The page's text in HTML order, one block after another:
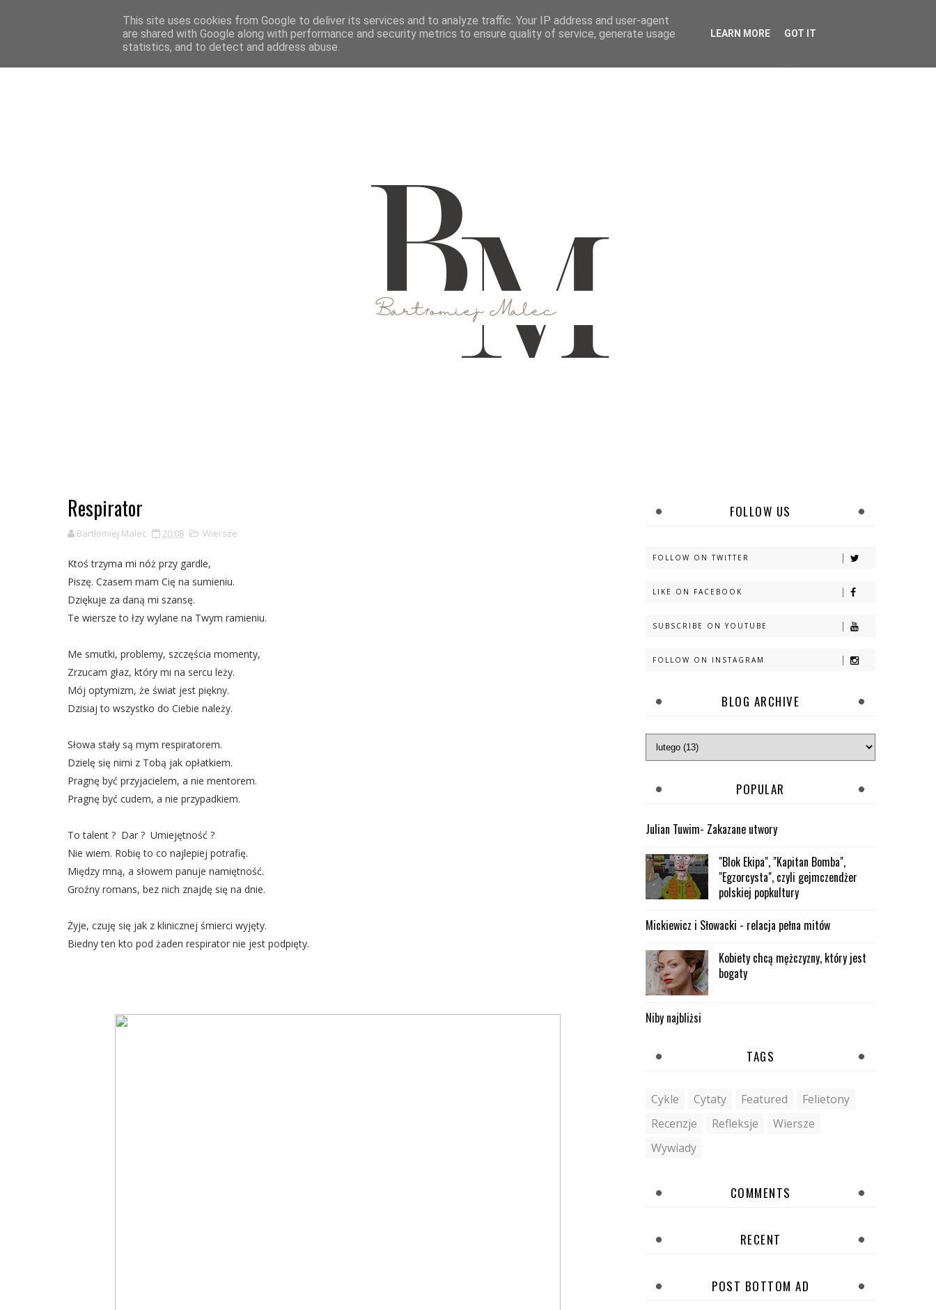
FELIETONY CYKLE WYWIADY PRELUDIUM O MNIE WSPÓŁPRACUJ KONTAKT
Respirator
Bartłomiej Malec 20:08 Wiersze
Ktoś trzyma mi nóż przy gardle,
Piszę. Czasem mam Cię na sumieniu.
Dziękuje za daną mi szansę.
Te wiersze to łzy wylane na Twym ramieniu.
Me smutki, problemy, szczęścia momenty,
Zrzucam głaz, który mi na sercu leży.
Mój optymizm, że świat jest piękny.
Dzisiaj to wszystko do Ciebie należy.
Słowa stały są mym respiratorem.
Dzielę się nimi z Tobą jak opłatkiem.
Pragnę być przyjacielem, a nie mentorem.
Pragnę być cudem, a nie przypadkiem.
To talent ? Dar ? Umiejętność ?
Nie wiem. Robię to co najlepiej potrafię.
Między mną, a słowem panuje namiętność.
Groźny romans, bez nich znajdę się na dnie.
Żyje, czuję się jak z klinicznej śmierci wyjęty.
Biedny ten kto pod żaden respirator nie jest podpięty.
FOLLOW US
FOLLOW ON TWITTER
LIKE ON FACEBOOK
SUBSCRIBE ON YOUTUBE
FOLLOW ON INSTAGRAM
BLOG ARCHIVE
POPULAR
Julian Tuwim- Zakazane utwory
"Blok Ekipa", "Kapitan Bomba",
"Egzorcysta", czyli gejmczendżer
polskiej popkultury
Mickiewicz i Słowacki - relacja pełna mitów
Kobiety chcą mężczyzny, który jest
bogaty
Niby najbliżsi
TAGS
Cykle Cytaty Featured
Felietony
Recenzje
Refleksje
Wiersze
Wywiady
COMMENTS
RECENT
POST BOTTOM AD
This site uses cookies from Google to deliver its services and to analyze traffic. Your IP address and user-agent
are shared with Google along with performance and security metrics to ensure quality of service, generate usage
statistics, and to detect and address abuse.
LEARN MORE GOT IT